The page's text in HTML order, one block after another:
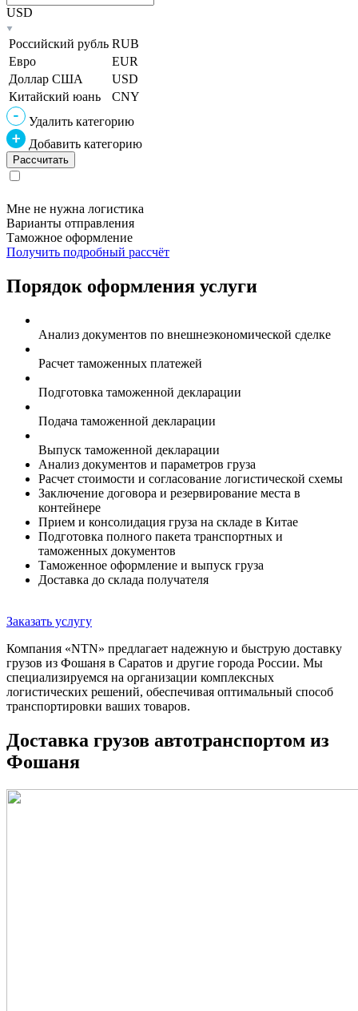
USD
Российский рубль RUB
Евро
EUR
Доллар США
USD
Китайский юань
CNY
Удалить категорию
Добавить категорию
Мне не нужна логистика
Варианты отправления
Таможное оформление
Получить подробный рассчёт
Порядок оформления услуги
Анализ документов по внешнеэкономической сделке
Расчет таможенных платежей
Подготовка таможенной декларации
Подача таможенной декларации
Выпуск таможенной декларации
Анализ документов и параметров груза
Расчет стоимости и согласование логистической схемы
Заключение договора и резервирование места в
контейнере
Прием и консолидация груза на складе в Китае
Подготовка полного пакета транспортных и
таможенных документов
Таможенное оформление и выпуск груза
Доставка до склада получателя
Заказать услугу
Компания «NTN» предлагает надежную и быструю доставку
грузов из Фошаня в Саратов и другие города России. Мы
специализируемся на организации комплексных
логистических решений, обеспечивая оптимальный способ
транспортировки ваших товаров.
Доставка грузов автотранспортом из
Фошаня